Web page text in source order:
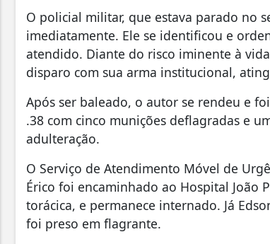
O policial militar, que estava parado no
imediatamente. Ele se identificou e
atendido. Diante do risco iminente à
disparo com sua arma institucional,
Após ser baleado, o autor se rendeu e
.38 com cinco munições deflagradas e
adulteração.
O Serviço de Atendimento Móvel de
Érico foi encaminhado ao Hospital João
torácica, e permanece internado. Já
foi preso em flagrante.